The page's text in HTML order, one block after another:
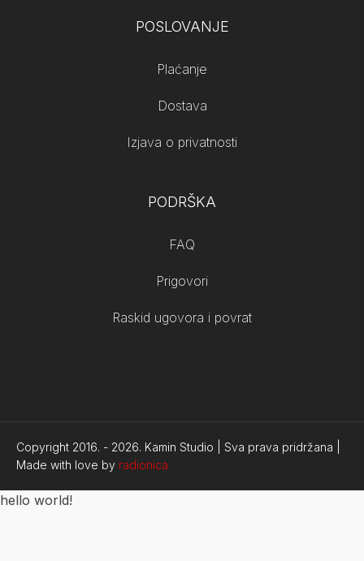
POSLOVANJE
Plaćanje
Dostava
Izjava o privatnosti
PODRŠKA
FAQ
Prigovori
Raskid ugovora i povrat
Copyright 2016. - 2026. Kamin Studio | Sva prava pridržana |
Made with love by radionica
hello world!